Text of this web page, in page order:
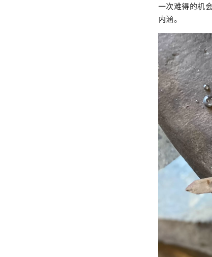
一次难得的机
内涵。